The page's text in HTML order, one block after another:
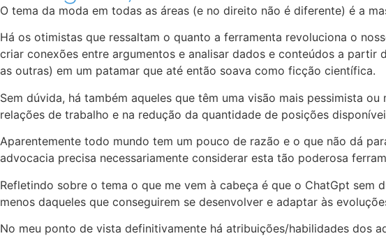
O tema da moda em todas as áreas (e no direito não é diferente) é a
Há os otimistas que ressaltam o quanto a ferramenta revoluciona o
criar conexões entre argumentos e analisar dados e conteúdos a
as outras) em um patamar que até então soava como ficção científica.
Sem dúvida, há também aqueles que têm uma visão mais pessimista
relações de trabalho e na redução da quantidade de posições
Aparentemente todo mundo tem um pouco de razão e o que não dá
advocacia precisa necessariamente considerar esta tão poderosa
Refletindo sobre o tema o que me vem à cabeça é que o ChatGpt
menos daqueles que conseguirem se desenvolver e adaptar às
No meu ponto de vista definitivamente há atribuições/habilidades dos